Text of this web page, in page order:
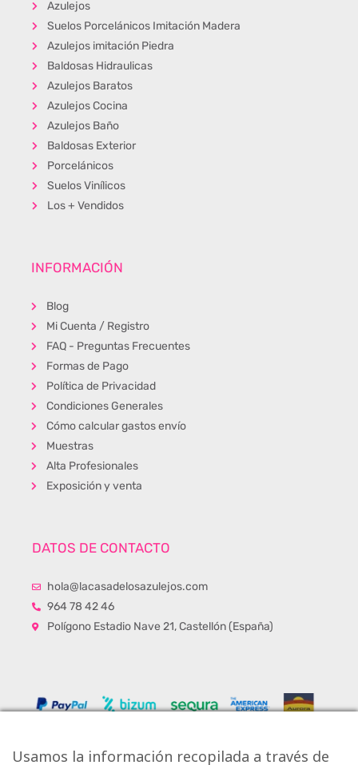
Azulejos
Suelos Porcelánicos Imitación Madera
Azulejos imitación Piedra
Baldosas Hidraulicas
Azulejos Baratos
Azulejos Cocina
Azulejos Baño
Baldosas Exterior
Porcelánicos
Suelos Vinílicos
Los + Vendidos
INFORMACIÓN
Blog
Mi Cuenta / Registro
FAQ - Preguntas Frecuentes
Formas de Pago
Política de Privacidad
Condiciones Generales
Cómo calcular gastos envío
Muestras
Alta Profesionales
Exposición y venta
DATOS DE CONTACTO
hola@lacasadelosazulejos.com
964 78 42 46
Polígono Estadio Nave 21, Castellón (España)
Usamos la información recopilada a través de